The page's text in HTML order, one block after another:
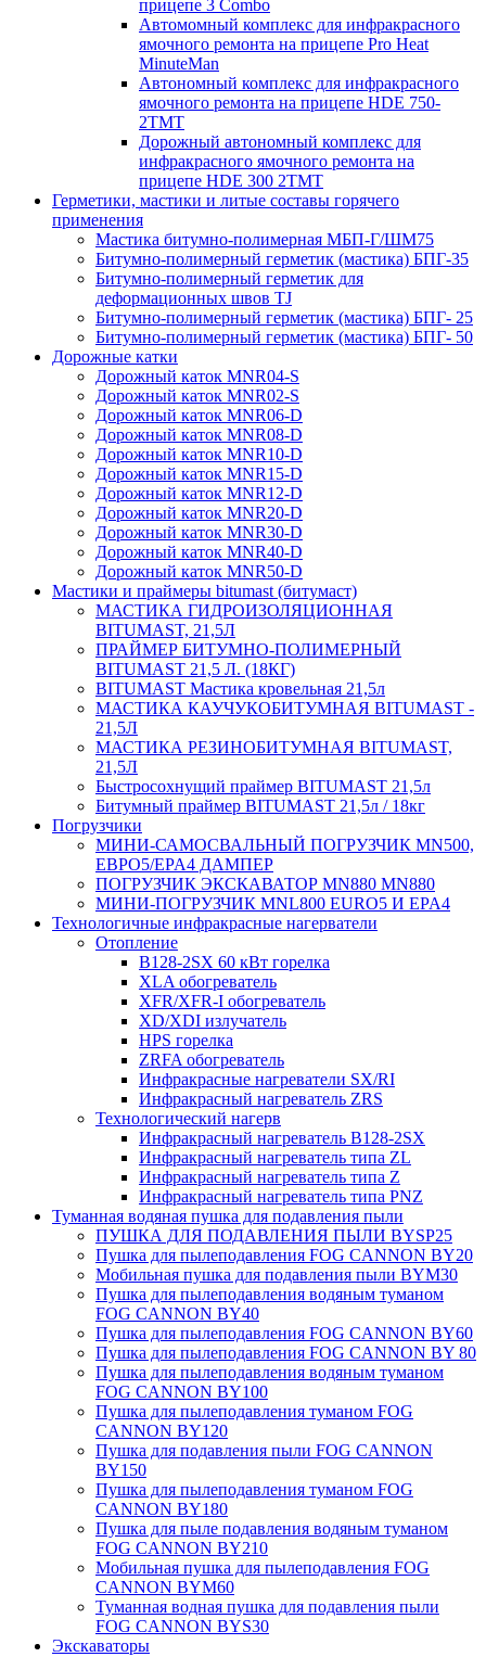
прицепе 3 Combo
Автомомный комплекс для инфракрасного
ямочного ремонта на прицепе Pro Heat
MinuteMan
Автономный комплекс для инфракрасного
ямочного ремонта на прицепе HDE 750-
2TMT
Дорожный автономный комплекс для
инфракрасного ямочного ремонта на
прицепе HDE 300 2TMT
Герметики, мастики и литые составы горячего
применения
Мастика битумно-полимерная МБП-Г/ШМ75
Битумно-полимерный герметик (мастика) БПГ-35
Битумно-полимерный герметик для
деформационных швов TJ
Битумно-полимерный герметик (мастика) БПГ- 25
Битумно-полимерный герметик (мастика) БПГ- 50
Дорожные катки
Дорожный каток MNR04-S
Дорожный каток MNR02-S
Дорожный каток MNR06-D
Дорожный каток MNR08-D
Дорожный каток MNR10-D
Дорожный каток MNR15-D
Дорожный каток MNR12-D
Дорожный каток MNR20-D
Дорожный каток MNR30-D
Дорожный каток MNR40-D
Дорожный каток MNR50-D
Мастики и праймеры bitumast (битумаст)
МАСТИКА ГИДРОИЗОЛЯЦИОННАЯ
BITUMAST, 21,5Л
ПРАЙМЕР БИТУМНО-ПОЛИМЕРНЫЙ
BITUMAST 21,5 Л. (18КГ)
BITUMAST Мастика кровельная 21,5л
МАСТИКА КАУЧУКОБИТУМНАЯ BITUMAST -
21,5Л
МАСТИКА РЕЗИНОБИТУМНАЯ BITUMAST,
21,5Л
Быстросохнущий праймер BITUMAST 21,5л
Битумный праймер BITUMAST 21,5л / 18кг
Погрузчики
МИНИ-САМОСВАЛЬНЫЙ ПОГРУЗЧИК MN500,
ЕВРО5/EPA4 ДАМПЕР
ПОГРУЗЧИК ЭКСКАВАТОР MN880 MN880
МИНИ-ПОГРУЗЧИК MNL800 EURO5 И EPA4
Технологичные инфракрасные нагерватели
Отопление
B128-2SX 60 кВт горелка
XLA обогреватель
XFR/XFR-I обогреватель
XD/XDI излучатель
HPS горелка
ZRFA обогреватель
Инфракрасные нагреватели SX/RI
Инфракрасный нагреватель ZRS
Технологический нагерв
Инфракрасный нагреватель B128-2SX
Инфракрасный нагреватель типа ZL
Инфракрасный нагреватель типа Z
Инфракрасный нагреватель типа PNZ
Туманная водяная пушка для подавления пыли
ПУШКА ДЛЯ ПОДАВЛЕНИЯ ПЫЛИ BYSP25
Пушка для пылеподавления FOG CANNON BY20
Мобильная пушка для подавления пыли BYM30
Пушка для пылеподавления водяным туманом
FOG CANNON BY40
Пушка для пылеподавления FOG CANNON BY60
Пушка для пылеподавления FOG CANNON BY 80
Пушка для пылеподавления водяным туманом
FOG CANNON BY100
Пушка для пылеподавления туманом FOG
CANNON BY120
Пушка для подавления пыли FOG CANNON
BY150
Пушка для пылеподавления туманом FOG
CANNON BY180
Пушка для пыле подавления водяным туманом
FOG CANNON BY210
Мобильная пушка для пылеподавления FOG
CANNON BYM60
Туманная водная пушка для подавления пыли
FOG CANNON BYS30
Экскаваторы